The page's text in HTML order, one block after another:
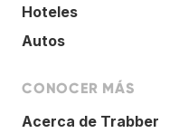
Hoteles
Autos
CONOCER MÁS
Acerca de Trabber